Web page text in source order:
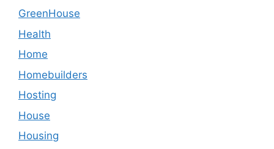
GreenHouse
Health
Home
Homebuilders
Hosting
House
Housing